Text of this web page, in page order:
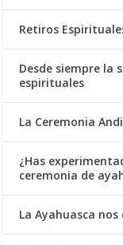
Retiros
Desde siempre la
espirituales
La Ceremonia
¿Has
ceremonia de
La Ayahuasca